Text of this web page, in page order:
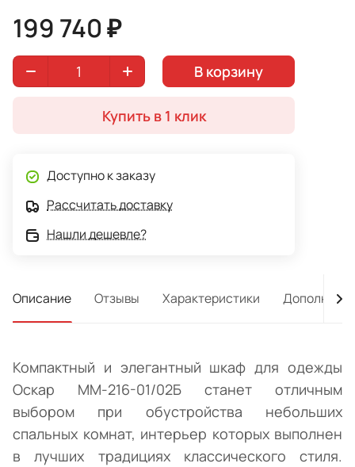
и линиями, благородством декоративной
составляющей: фигурные профиль карниз и изящный
резной цоколь, оснащение роскошной эксклюзивной
фурнитурой. Система хранения проста и удобно
представленная двустворчатым отделением с
отделением с тремя бельевыми полками, и двумя
199 740 ₽
В корзину
Купить в 1 клик
Доступно к заказу
Рассчитать доставку
Нашли дешевле?
Описание Отзывы Характеристики
Компактный и элегантный шкаф для одежды
Оскар ММ-216-01/02Б станет отличным
выбором при обустройства небольших
спальных комнат, интерьер которых выполнен
в лучших традициях классического стиля.